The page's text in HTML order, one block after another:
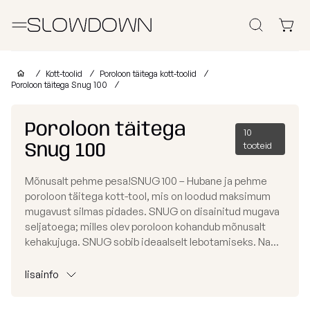
Tugitoolid
lastele
Poroloon
täitega
kott-toolid
LamamistoolidTumbad
Populaarsed
kategooriad
Näita
Osta
kollektsiooni
Osta
kategooria
Osta
kanga
Laomüük
Ettevõtetele
Miks valida SLOWDOWN?
Kott-toolid
Poroloon täitega kott-toolid
Poroloon täitega Snug 100
Poroloon täitega
Snug 100
10
tooteid
Mõnusalt pehme pesa!SNUG 100 – Hubane ja pehme
poroloon täitega kott-tool, mis on loodud maksimum
mugavust silmas pidades. SNUG on disainitud mugava
seljatoega; milles olev poroloon kohandub mõnusalt
kehakujuga. SNUG sobib ideaalselt lebotamiseks. Na...
lisainfo